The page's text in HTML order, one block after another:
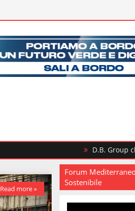
D.B. Group chiude il
Read more »
Forum
Sostenibile